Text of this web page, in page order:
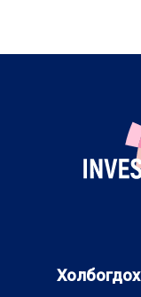
Холбогдох